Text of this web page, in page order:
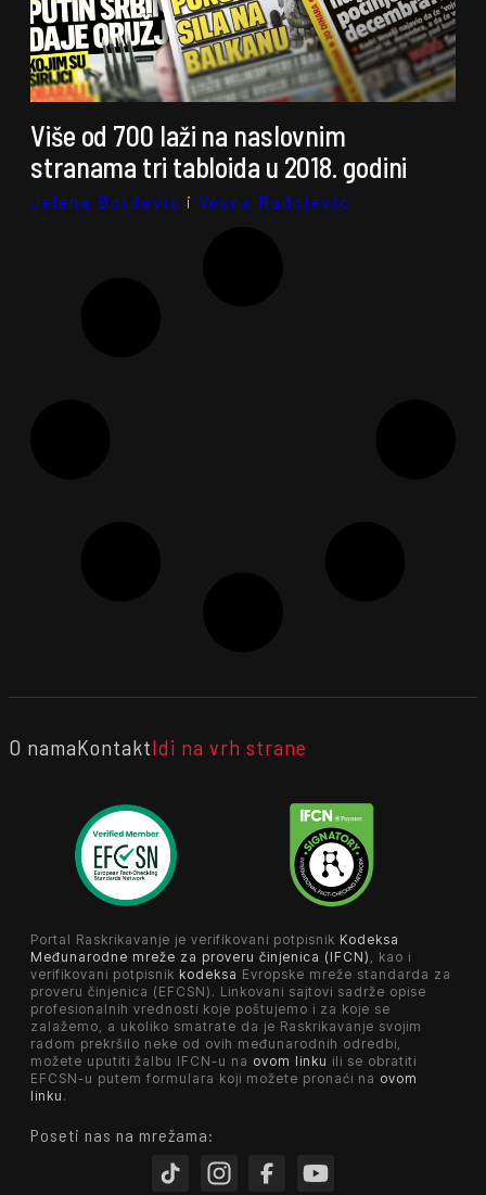
Više od 700 laži na naslovnim
stranama tri tabloida u 2018. godini
Jelena Đorđević i Vesna Radojević
O namaKontaktIdi na vrh strane
Portal Raskrikavanje je verifikovani potpisnik Kodeksa
Međunarodne mreže za proveru činjenica (IFCN) , kao i
verifikovani potpisnik kodeksa Evropske mreže standarda za
proveru činjenica (EFCSN). Linkovani sajtovi sadrže opise
profesionalnih vrednosti koje poštujemo i za koje se
zalažemo, a ukoliko smatrate da je Raskrikavanje svojim
radom prekršilo neke od ovih međunarodnih odredbi,
možete uputiti žalbu IFCN-u na ovom linku ili se obratiti
EFCSN-u putem formulara koji možete pronaći na ovom
linku .
Poseti nas na mrežama: